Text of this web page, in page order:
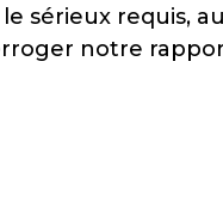
sérieux requis,
notre